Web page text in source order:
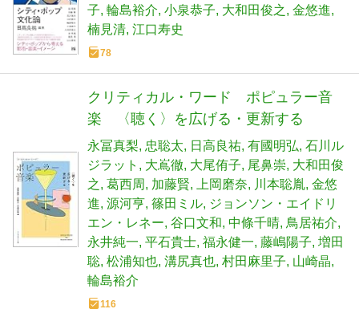
子 輪島裕介 小泉恭子 大和田俊之 金悠進
楠見清 江口寿史
78
クリティカル・ワード ポピュラー音
楽 〈聴く〉を広げる・更新する
永冨真梨 忠聡太 日高良祐 有國明弘 石川ル
ジラット
大嶌徹 大尾侑子 尾鼻崇 大和田俊
之 葛西周 加藤賢 上岡磨奈 川本聡胤 金悠
進 源河亨 篠田ミル ジョンソン・エイドリ
エン・レネー 谷口文和 中條千晴 鳥居祐介
永井純一 平石貴士 福永健一 藤嶋陽子 増田
聡 松浦知也 溝尻真也 村田麻里子 山崎晶
輪島裕介
116